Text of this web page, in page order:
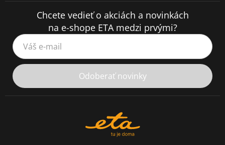
Chcete vedieť o akciách a novinkách
na e-shope ETA medzi prvými?
Váš e-mail
Odoberať novinky